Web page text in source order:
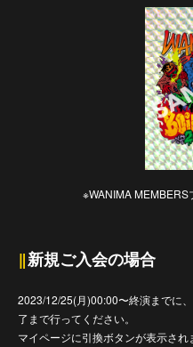
※WANIMA
‖新規ご入会の場合
2023/12/25(月)00:00〜終演までに
了まで行ってください。
マイページに引換ボタンが表示さ